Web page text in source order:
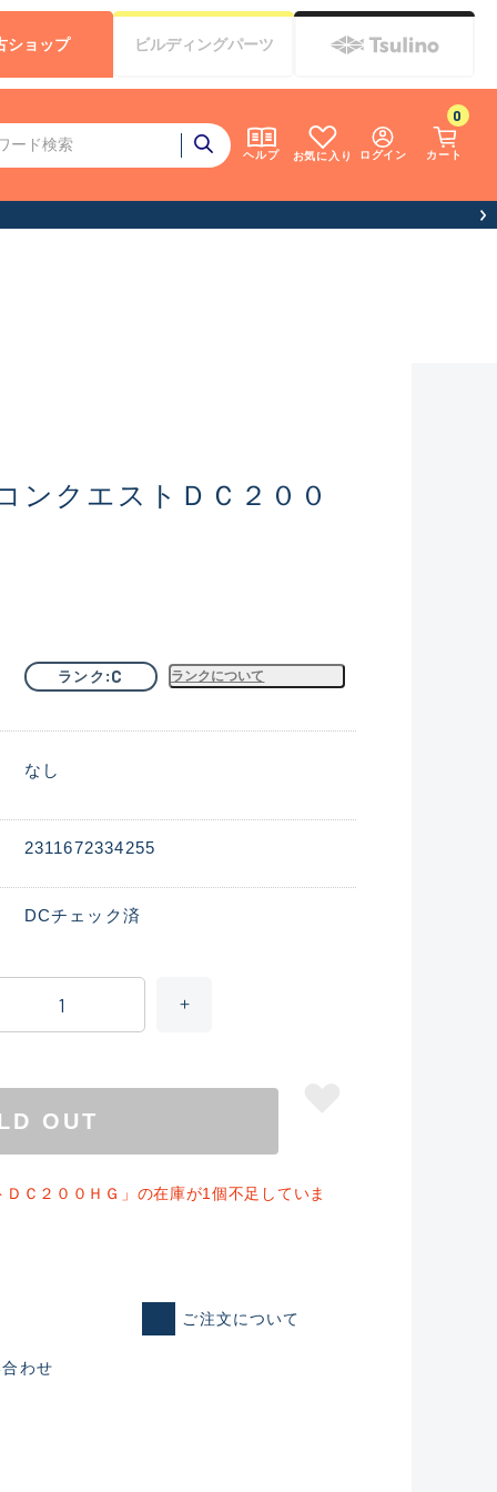
ヘルプ お気に入り ログイン カート
0
ショップ ビルディングパーツ
れた未使用
ものも含む
ンクエストＤＣ２００
ランク C ランクについて
なし
2311672334255
DCチェック済
OUT
ＤＣ２００ＨＧ」の在庫が1個不足していま
ご注文について
わせ